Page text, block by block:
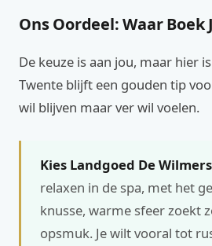
Ons Oordeel: Waar Boek
De keuze is aan jou, maar hier
Twente blijft een gouden tip
wil blijven maar ver wil voelen.
Kies Landgoed De
relaxen in de spa, met het
knusse, warme sfeer zoekt
opsmuk. Je wilt vooral tot